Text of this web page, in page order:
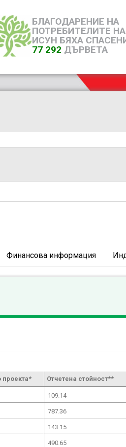
БЛАГОДАРЕНИЕ НА
ПОТРЕБИТЕЛИТЕ НА
ИСУН БЯХА
77 292 ДЪРВЕТА
Финансова информация
проекта* Отчетена стойност**
109.14
787.36
143.15
490.65